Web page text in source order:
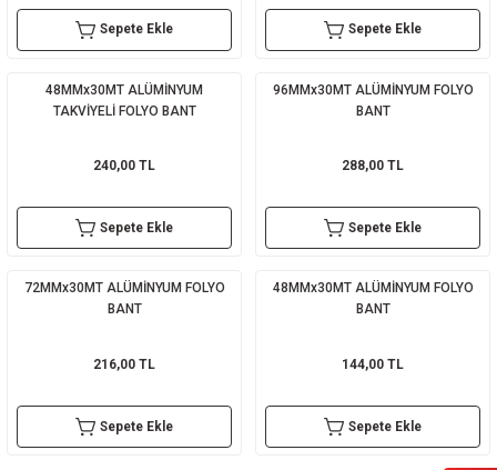
Sepete Ekle Sepete Ekle
48MMx30MT ALÜMİNYUM
TAKVİYELİ FOLYO BANT
240,00 TL
Sepete Ekle
96MMx30MT ALÜMİNYUM FOLYO
BANT
288,00 TL
Sepete Ekle
72MMx30MT ALÜMİNYUM FOLYO
BANT
216,00 TL
Sepete Ekle
48MMx30MT ALÜMİNYUM FOLYO
BANT
144,00 TL
Sepete Ekle